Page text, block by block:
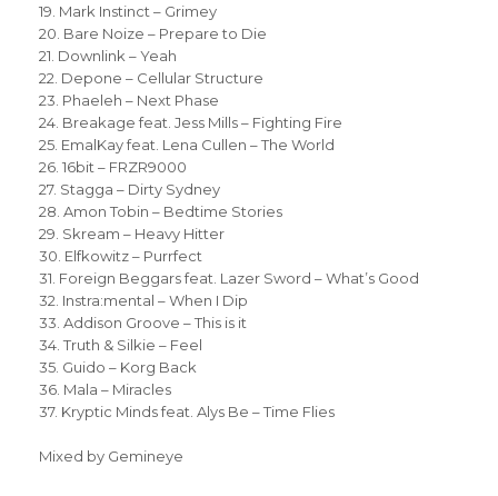
19. Mark Instinct – Grimey
20. Bare Noize – Prepare to Die
21. Downlink – Yeah
22. Depone – Cellular Structure
23. Phaeleh – Next Phase
24. Breakage feat. Jess Mills – Fighting Fire
25. EmalKay feat. Lena Cullen – The World
26. 16bit – FRZR9000
27. Stagga – Dirty Sydney
28. Amon Tobin – Bedtime Stories
29. Skream – Heavy Hitter
30. Elfkowitz – Purrfect
31. Foreign Beggars feat. Lazer Sword – What’s Good
32. Instra:mental – When I Dip
33. Addison Groove – This is it
34. Truth & Silkie – Feel
35. Guido – Korg Back
36. Mala – Miracles
37. Kryptic Minds feat. Alys Be – Time Flies
Mixed by Gemineye